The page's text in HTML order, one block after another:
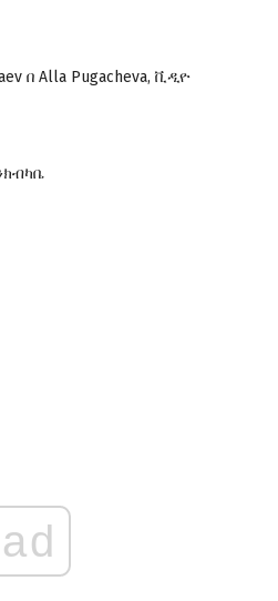
በ Alla Pugacheva, ቪዲዮ
ad